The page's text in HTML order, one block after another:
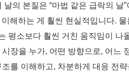
날의 본질은 “마법 같은 급락의 날”
해하는 게 훨씬 현실적입니다.
평소보다 훨씬 거친 움직임이 나
장을 누가, 어떤 방향으로, 어느
조를 이해하고, 차분하게 대응 전